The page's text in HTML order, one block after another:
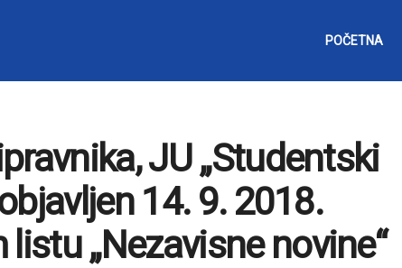
POČETNA
JU „Studentski
14. 9. 2018.
„Nezavisne novine“